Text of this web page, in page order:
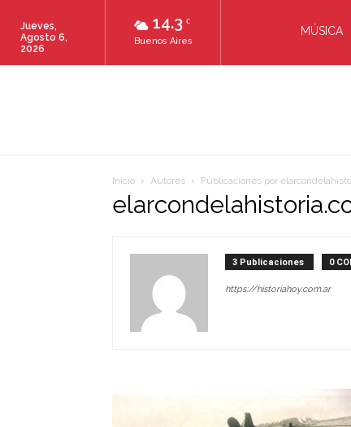
14.3 C
Buenos Aires
Jueves,
Agosto 6,
2026
MÚSICA
Inicio Autores Publicaciones por
3 Publicaciones 0
https://historiahoy.com.ar